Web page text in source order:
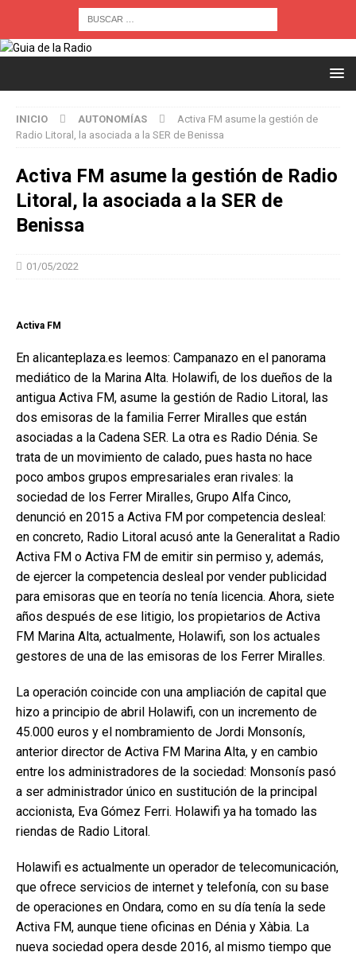
INICIO AUTONOMÍAS
Activa FM asume la gestión de
Radio Litoral, la asociada a la SER de Benissa
Activa FM asume la gestión de Radio
Litoral, la asociada a la SER de
Benissa
01/05/2022
Activa FM
En alicanteplaza.es leemos: Campanazo en el panorama
mediático de la Marina Alta. Holawifi, de los dueños de la
antigua Activa FM, asume la gestión de Radio Litoral, las
dos emisoras de la familia Ferrer Miralles que están
asociadas a la Cadena SER. La otra es Radio Dénia. Se
trata de un movimiento de calado, pues hasta no hace
poco ambos grupos empresariales eran rivales: la
sociedad de los Ferrer Miralles, Grupo Alfa Cinco,
denunció en 2015 a Activa FM por competencia desleal:
en concreto, Radio Litoral acusó ante la Generalitat a Radio
Activa FM o Activa FM de emitir sin permiso y, además,
de ejercer la competencia desleal por vender publicidad
para emisoras que en teoría no tenía licencia. Ahora, siete
años después de ese litigio, los propietarios de Activa
FM Marina Alta, actualmente, Holawifi, son los actuales
gestores de una de las emisoras de los Ferrer Miralles.
La operación coincide con una ampliación de capital que
hizo a principio de abril Holawifi, con un incremento de
45.000 euros y el nombramiento de Jordi Monsonís,
anterior director de Activa FM Marina Alta, y en cambio
entre los administradores de la sociedad: Monsonís pasó
a ser administrador único en sustitución de la principal
accionista, Eva Gómez Ferri. Holawifi ya ha tomado las
riendas de Radio Litoral.
Holawifi es actualmente un operador de telecomunicación,
que ofrece servicios de internet y telefonía, con su base
de operaciones en Ondara, como en su día tenía la sede
Activa FM, aunque tiene oficinas en Dénia y Xàbia. La
nueva sociedad opera desde 2016, al mismo tiempo que